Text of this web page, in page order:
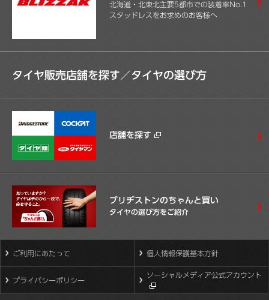
北海道・北東北主要5都市での装着率No.1
スタッドレスをお求めのお客様へ
タイヤ販売店舗を探す／タイヤの選び方
店舗を探す
ブリヂストンのちゃんと買い
タイヤの選び方をご紹介
ご利用にあたって 個人情報保護基本方針
プライバシーポリシー
ソーシャルメディア公式アカウント